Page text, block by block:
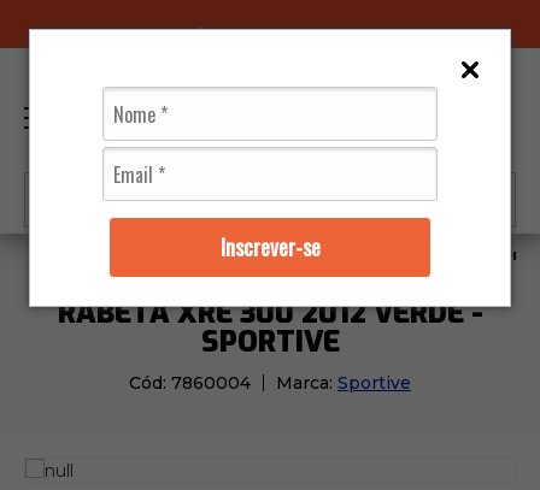
Inscrever-se
Carenagens Rabeta Xre 300 2012
RABETA XRE 300 2012 VERDE -
SPORTIVE
Cód: 7860004 Marca: Sportive